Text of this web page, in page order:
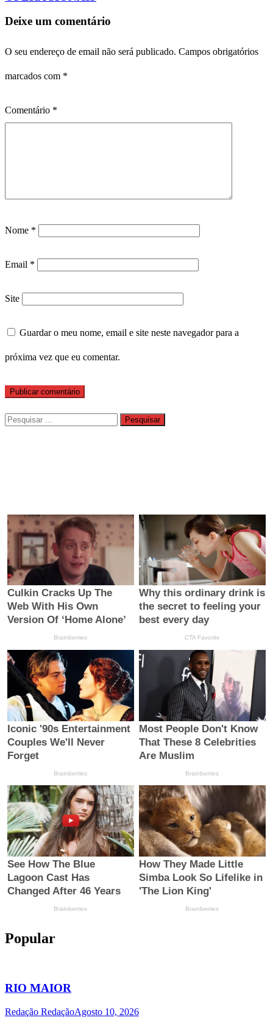
Deixe um comentário
O seu endereço de email não será publicado. Campos obrigatórios
marcados com *
Comentário *
Nome *
Email *
Site
Guardar o meu nome, email e site neste navegador para a
próxima vez que eu comentar.
Pesquisar
por:
Popular
RIO MAIOR
Redação RedaçãoAgosto 10, 2026